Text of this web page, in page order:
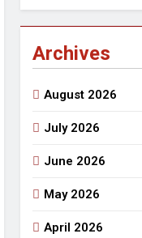
हेतु संपर्क करें
3 Years Ago
का भव्य आयोजन
Archives
August 2026
July 2026
June 2026
May 2026
April 2026